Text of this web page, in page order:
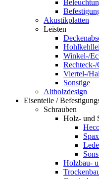
Akustikplatten
Leisten
Winkel-/
Rechteck-/
Viertel-/
Sonstige
Altholzdesign
Eisenteile /
Schrauben
Holz- und
Spax
Holzbau-